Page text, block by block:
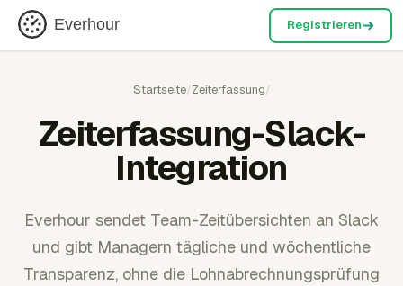
Everhour Registrieren
Startseite/Zeiterfassung/
Zeiterfassung-Slack-
Integration
Everhour sendet Team-Zeitübersichten an Slack
und gibt Managern tägliche und wöchentliche
Transparenz, ohne die Lohnabrechnungsprüfung